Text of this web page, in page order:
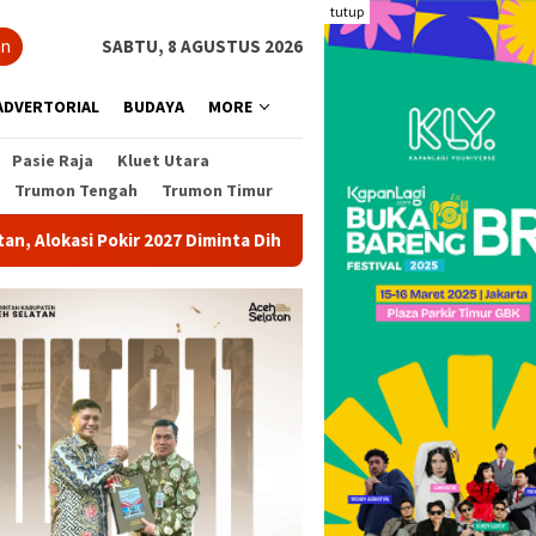
tutup
SABTU, 8 AGUSTUS 2026
BUDAYA MORE
Pasie Raja
Kluet Utara
Trumon Tengah Trumon Timur
2027 Diminta Dihentikan Pohon Besar Tumbang